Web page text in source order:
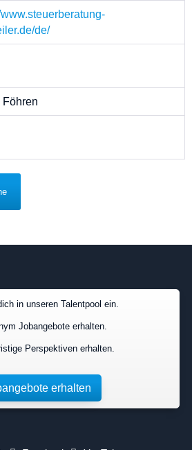
www.steuerberatung-
de/
Föhren
in unseren Talentpool ein.
Jobangebote erhalten.
Perspektiven erhalten.
erhalten